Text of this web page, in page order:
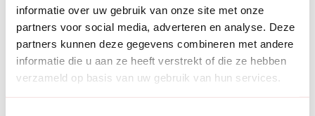
informatie over uw gebruik van onze site met onze
partners voor social media, adverteren en analyse. Deze
partners kunnen deze gegevens combineren met andere
informatie die u aan ze heeft verstrekt of die ze hebben
verzameld op basis van uw gebruik van hun services.
Plus- en minpunten
Regenton voorzien van een plantenbak met benodigde
accessoires.
Vervaardigd van hoogwaardig, UV- en winterbestendig